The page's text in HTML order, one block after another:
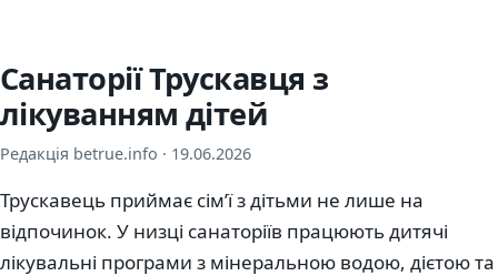
Санаторії Трускавця з
лікуванням дітей
Редакція betrue.info · 19.06.2026
Трускавець приймає сім’ї з дітьми не лише на
відпочинок. У низці санаторіїв працюють дитячі
лікувальні програми з мінеральною водою, дієтою та